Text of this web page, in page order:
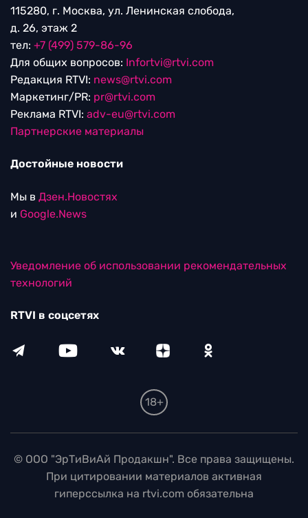
115280, г. Москва, ул. Ленинская слобода,
д. 26, этаж 2
тел: +7 (499) 579-86-96
Для общих вопросов: Infortvi@rtvi.com
Редакция RTVI: news@rtvi.com
Маркетинг/PR: pr@rtvi.com
Реклама RTVI: adv-eu@rtvi.com
Партнерские материалы
Достойные новости
Мы в Дзен.Новостях
и Google.News
Уведомление об использовании рекомендательных
технологий
RTVI в соцсетях
18+
© ООО "ЭрТиВиАй Продакшн". Все права защищены.
При цитировании материалов активная
гиперссылка на rtvi.com обязательна